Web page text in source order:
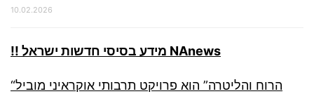
10.02.2026
!! מידע בסיסי חדשות ישראל NAnews
“הרוח והליטרה” הוא פרויקט תרבותי אוקראיני מוביל